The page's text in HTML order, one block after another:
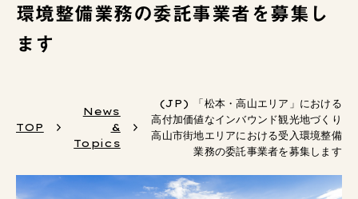
CORE VALUES
環境整備業務の委託事業者を募集し
ます
TOP
News
&
Topics
(JP) 「松本・高山エリア」における
高付加価値なインバウンド観光地づくり
高山市街地エリアにおける受入環境整備
業務の委託事業者を募集します